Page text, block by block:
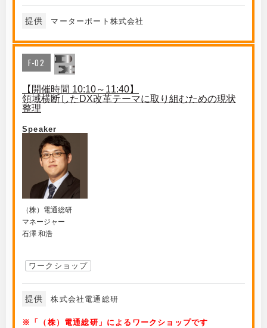
提供 マーターポート株式会社
F-02
【開催時間 10:10～11:40】
領域横断したDX改革テーマに取り組むための現状
整理
Speaker
（株）電通総研
マネージャー
石澤 和浩
ワークショップ
提供 株式会社電通総研
※「（株）電通総研」によるワークショップです